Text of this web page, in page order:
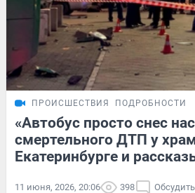
ПРОИСШЕСТВИЯ ПОДРОБНОСТИ
«Автобус просто снес
смертельного ДТП у
Екатеринбурге и
11 июня, 2026, 20:06 398 Обсудить